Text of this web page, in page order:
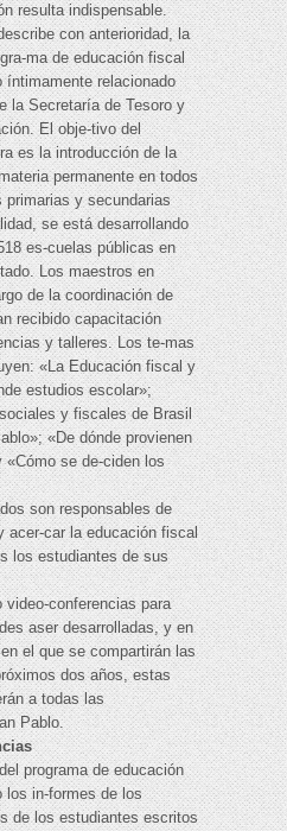
resulta indispensable.
con anterioridad, la
ma de educación fiscal
relacionado
la Secretaría de Tesoro y
El obje-tivo del
es la introducción de la
permanente en todos
y secundarias
se está desarrollando
es-cuelas públicas en
Los maestros en
de la coordinación de
recibido capacitación
y talleres. Los te-mas
«La Educación fiscal y
estudios escolar»;
y fiscales de Brasil
«De dónde provienen
se de-ciden los
son responsables de
acer-car la educación fiscal
los estudiantes de sus
video-conferencias para
aser desarrolladas, y en
el que se compartirán las
dos años, estas
a todas las
Pablo.
programa de educación
los in-formes de los
de los estudiantes escritos